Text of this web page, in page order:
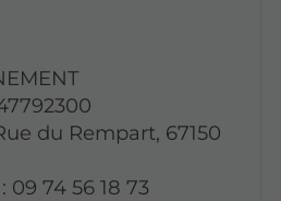
du Rempart, 67150
09 74 56 18 73